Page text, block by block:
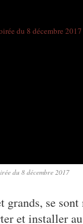
du 8 décembre 2017
se
et installer